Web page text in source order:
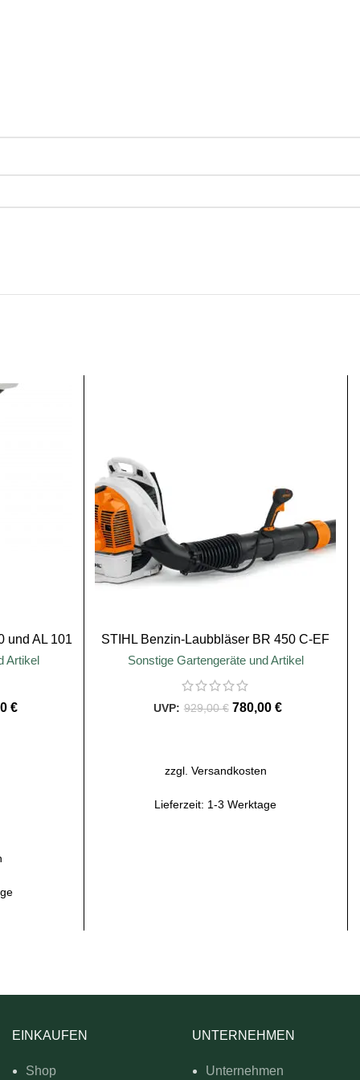
und AL 101
Artikel
€
STIHL Benzin-Laubbläser BR 450 C-EF
Sonstige Gartengeräte und Artikel
929,00€ 780,00 €
zzgl. Versandkosten
Lieferzeit: 1-3 Werktage
EINKAUFEN
Shop
UNTERNEHMEN
Unternehmen